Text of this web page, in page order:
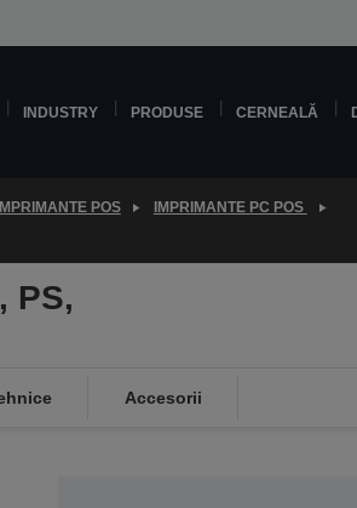
INDUSTRY PRODUSE CERNEALĂ
IMPRIMANTE POS IMPRIMANTE PC POS
PS,
Accesorii